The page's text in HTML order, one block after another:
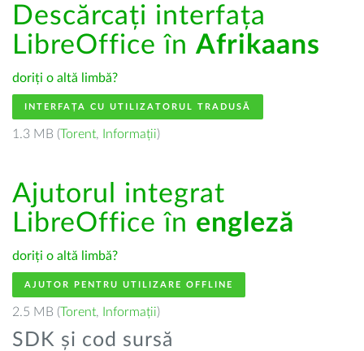
Descărcați interfața
LibreOffice în Afrikaans
doriți o altă limbă?
INTERFAȚA CU UTILIZATORUL TRADUSĂ
1.3 MB (Torent, Informații)
Ajutorul integrat
LibreOffice în engleză
doriți o altă limbă?
AJUTOR PENTRU UTILIZARE OFFLINE
2.5 MB (Torent, Informații)
SDK și cod sursă